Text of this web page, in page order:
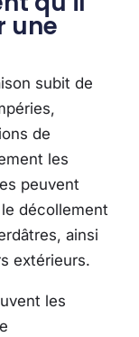
une
subit de
de
les
peuvent
décollement
ainsi
extérieurs.
les